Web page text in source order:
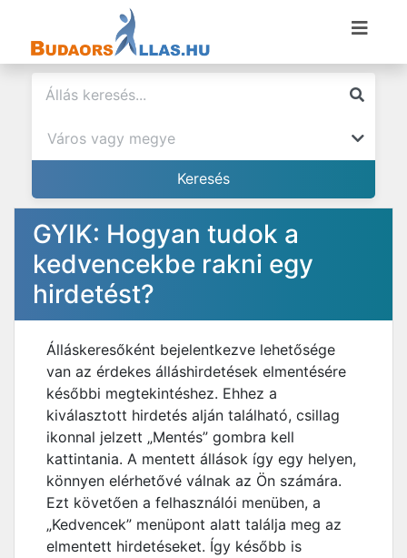
GYIK: Hogyan tudok a
kedvencekbe rakni egy
hirdetést?
Álláskeresőként bejelentkezve lehetősége
van az érdekes álláshirdetések elmentésére
későbbi megtekintéshez. Ehhez a
kiválasztott hirdetés alján található, csillag
ikonnal jelzett „Mentés” gombra kell
kattintania. A mentett állások így egy helyen,
könnyen elérhetővé válnak az Ön számára.
Ezt követően a felhasználói menüben, a
„Kedvencek” menüpont alatt találja meg az
elmentett hirdetéseket. Így később is